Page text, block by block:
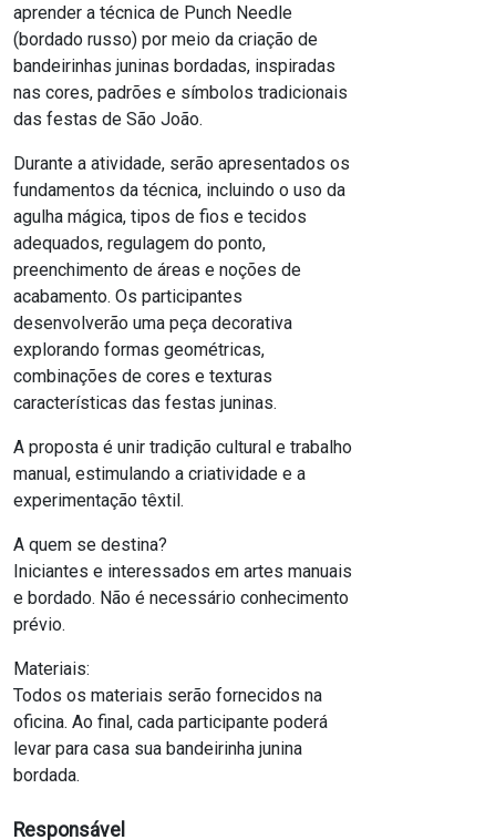
aprender a técnica de Punch Needle
(bordado russo) por meio da criação de
bandeirinhas juninas bordadas, inspiradas
nas cores, padrões e símbolos tradicionais
das festas de São João.
Durante a atividade, serão apresentados os
fundamentos da técnica, incluindo o uso da
agulha mágica, tipos de fios e tecidos
adequados, regulagem do ponto,
preenchimento de áreas e noções de
acabamento. Os participantes
desenvolverão uma peça decorativa
explorando formas geométricas,
combinações de cores e texturas
características das festas juninas.
A proposta é unir tradição cultural e trabalho
manual, estimulando a criatividade e a
experimentação têxtil.
A quem se destina?
Iniciantes e interessados em artes manuais
e bordado. Não é necessário conhecimento
prévio.
Materiais:
Todos os materiais serão fornecidos na
oficina. Ao final, cada participante poderá
levar para casa sua bandeirinha junina
bordada.
Responsável